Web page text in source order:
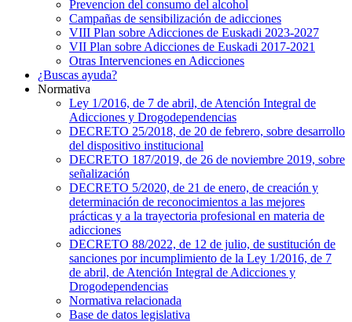
Prevencion del consumo del alcohol
Campañas de sensibilización de adicciones
VIII Plan sobre Adicciones de Euskadi 2023-2027
VII Plan sobre Adicciones de Euskadi 2017-2021
Otras Intervenciones en Adicciones
¿Buscas ayuda?
Normativa
Ley 1/2016, de 7 de abril, de Atención Integral de
Adicciones y Drogodependencias
DECRETO 25/2018, de 20 de febrero, sobre desarrollo
del dispositivo institucional
DECRETO 187/2019, de 26 de noviembre 2019, sobre
señalización
DECRETO 5/2020, de 21 de enero, de creación y
determinación de reconocimientos a las mejores
prácticas y a la trayectoria profesional en materia de
adicciones
DECRETO 88/2022, de 12 de julio, de sustitución de
sanciones por incumplimiento de la Ley 1/2016, de 7
de abril, de Atención Integral de Adicciones y
Drogodependencias
Normativa relacionada
Base de datos legislativa